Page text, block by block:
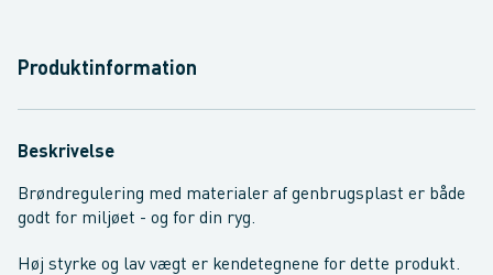
Produktinformation
Beskrivelse
Brøndregulering med materialer af genbrugsplast er både
godt for miljøet - og for din ryg.
Høj styrke og lav vægt er kendetegnene for dette produkt.